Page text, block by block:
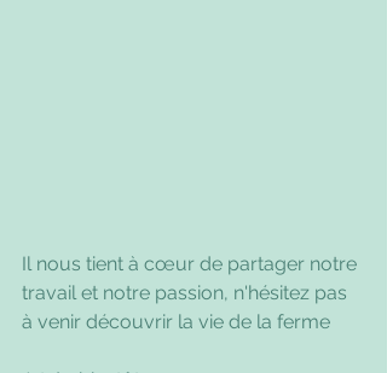
Il nous tient à cœur de partager notre
travail et notre passion, n'hésitez pas
à venir découvrir la vie de la ferme